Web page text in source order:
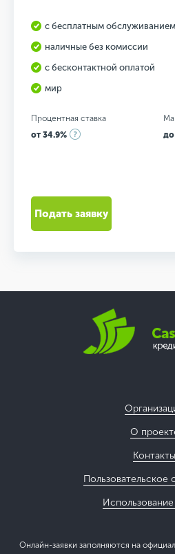
с бесплатным обслуживанием
наличные без комиссии
с бесконтактной оплатой
мир
Процентная ставка
от 34.9%
до
Подать заявку
О
Контакты
Пользовательское
Онлайн-заявки заполняются на